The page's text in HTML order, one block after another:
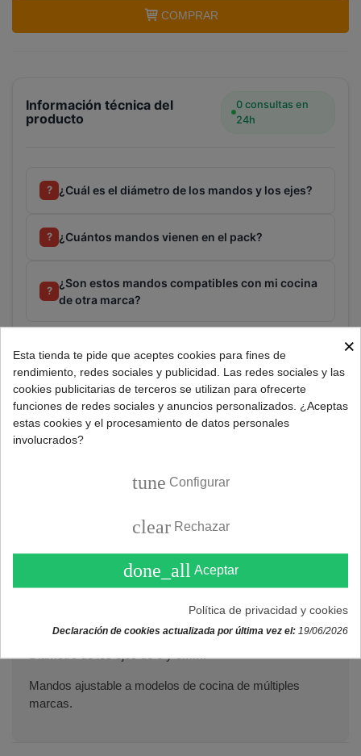
COMPRAR
Información técnica del
producto
0 consultas en
24h
? ¿Cuál es el diámetro de los mandos y los ejes?
? ¿Cuántos mandos vienen en el pack?
?
¿Son estos mandos compatibles con mi cocina
de otra marca?
Consultar
Referencia: 333000039P4
Mandos para cocinas y hornos Universal.
Botones cocina de color inox y diámetro de 40mm.
Diámetro de los ejes de 6 y 8mm.
Mandos ajustable a modelos de cocina de múltiples
marcas.
×
Esta tienda te pide que aceptes cookies para fines de
rendimiento, redes sociales y publicidad. Las redes sociales y las
cookies publicitarias de terceros se utilizan para ofrecerte
funciones de redes sociales y anuncios personalizados. ¿Aceptas
estas cookies y el procesamiento de datos personales
involucrados?
tune Configurar
clear Rechazar
done_all Aceptar
Política de privacidad y cookies
Declaración de cookies actualizada por última vez el: 19/06/2026